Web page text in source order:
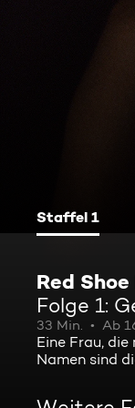
Staffel 1
Red
Folge 1:
33 Min. Ab
Eine Frau,
Namen sind